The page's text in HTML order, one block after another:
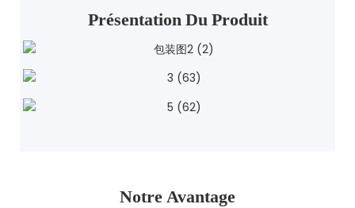
Présentation Du Produit
Notre Avantage